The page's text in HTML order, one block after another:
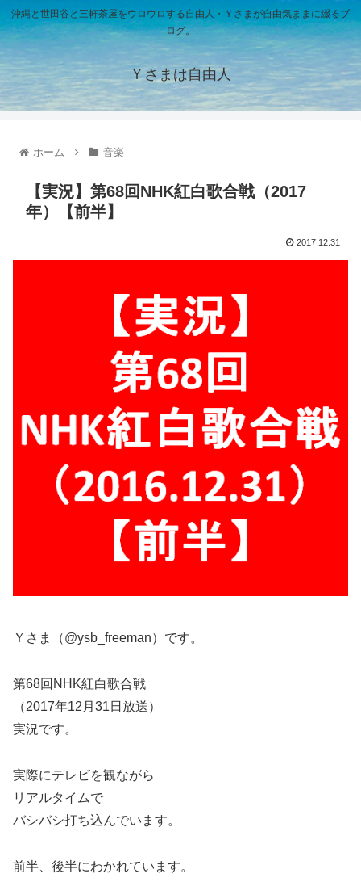
沖縄と世田谷と三軒茶屋をウロウロする自由人・Ｙさまが自由気ままに綴るブ
ログ。
Ｙさまは自由人
ホーム 音楽
【実況】第68回NHK紅白歌合戦（2017
年）【前半】
2017.12.31
Ｙさま（@ysb_freeman）です。
第68回NHK紅白歌合戦
（2017年12月31日放送）
実況です。
実際にテレビを観ながら
リアルタイムで
バシバシ打ち込んでいます。
前半、後半にわかれています。